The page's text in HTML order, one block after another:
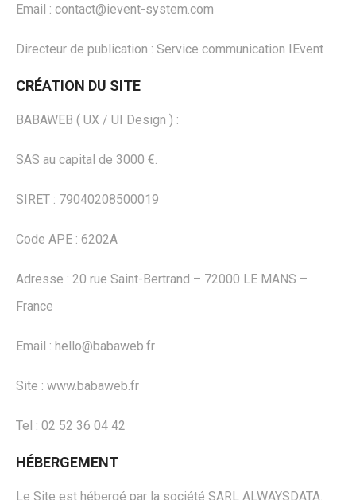
Email : contact@ievent-system.com
Directeur de publication : Service communication IEvent
CRÉATION DU SITE
BABAWEB ( UX / UI Design ) :
SAS au capital de 3000 €.
SIRET : 79040208500019
Code APE : 6202A
Adresse : 20 rue Saint-Bertrand – 72000 LE MANS –
France
Email : hello@babaweb.fr
Site : www.babaweb.fr
Tel : 02 52 36 04 42
HÉBERGEMENT
Le Site est hébergé par la société SARL ALWAYSDATA.